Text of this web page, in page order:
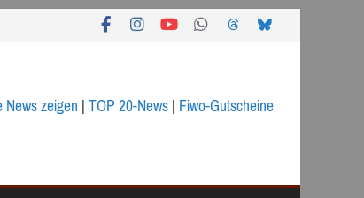
News zeigen|TOP 20-News|Fiwo-Gutscheine